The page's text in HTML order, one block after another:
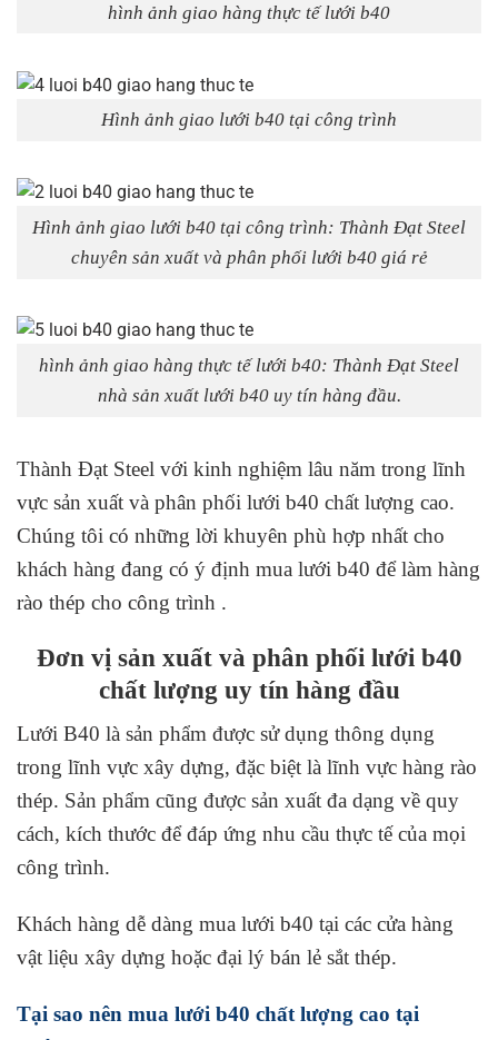
hình ảnh giao hàng thực tế lưới b40
Hình ảnh giao lưới b40 tại công trình
Hình ảnh giao lưới b40 tại công trình: Thành Đạt Steel
chuyên sản xuất và phân phối lưới b40 giá rẻ
hình ảnh giao hàng thực tế lưới b40: Thành Đạt Steel
nhà sản xuất lưới b40 uy tín hàng đầu.
Thành Đạt Steel với kinh nghiệm lâu năm trong lĩnh
vực sản xuất và phân phối lưới b40 chất lượng cao.
Chúng tôi có những lời khuyên phù hợp nhất cho
khách hàng đang có ý định mua lưới b40 để làm hàng
rào thép cho công trình .
Đơn vị sản xuất và phân phối lưới b40
chất lượng uy tín hàng đầu
Lưới B40 là sản phẩm được sử dụng thông dụng
trong lĩnh vực xây dựng, đặc biệt là lĩnh vực hàng rào
thép. Sản phẩm cũng được sản xuất đa dạng về quy
cách, kích thước để đáp ứng nhu cầu thực tế của mọi
công trình.
Khách hàng dễ dàng mua lưới b40 tại các cửa hàng
vật liệu xây dựng hoặc đại lý bán lẻ sắt thép.
Tại sao nên mua lưới b40 chất lượng cao tại